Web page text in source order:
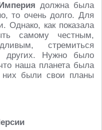
должна была
то очень долго. Для
Однако, как показала
самому честным,
стремиться
других. Нужно было
наша планета была
были свои планы